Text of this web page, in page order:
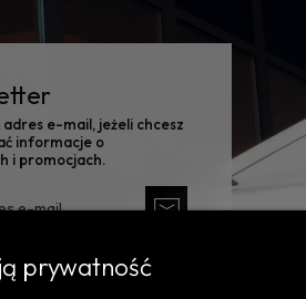
adres e-mail, jeżeli chcesz
informacje o
i promocjach.
prywatność